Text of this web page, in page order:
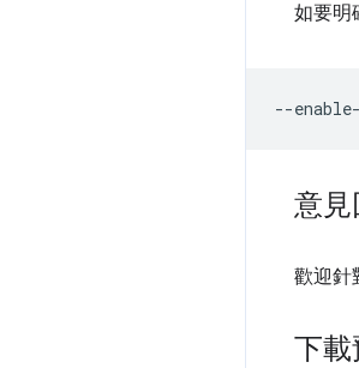
如要明
--enable-
意
歡迎針
下載